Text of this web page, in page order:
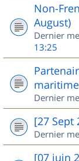
Non-
August)
Dernier
13:25
maritime
Dernier
[27 Sept
Dernier
[07 juin